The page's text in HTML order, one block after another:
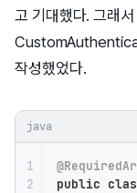
고 기대했다. 그래
작성했었다.
java
1
2
public